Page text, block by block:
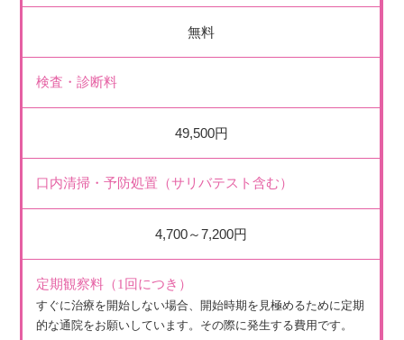
無料
検査・診断料
49,500円
口内清掃・予防処置（サリバテスト含む）
4,700～7,200円
定期観察料（1回につき）
すぐに治療を開始しない場合、開始時期を見極めるために定期
的な通院をお願いしています。その際に発生する費用です。